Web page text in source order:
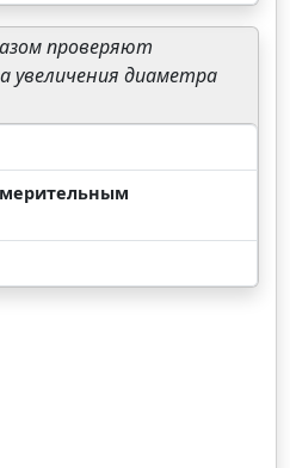
проверяют
увеличения диаметра